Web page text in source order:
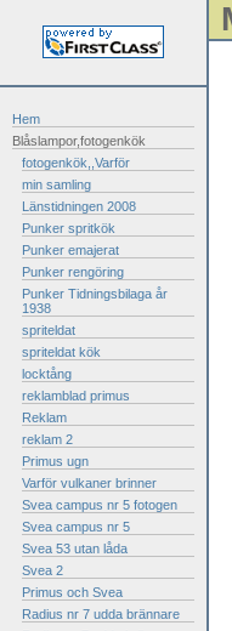
Hem
Blåslampor,fotogenkök
fotogenkök,,Varför
min samling
Länstidningen 2008
Punker spritkök
Punker emajerat
Punker rengöring
Punker Tidningsbilaga år
1938
spriteldat
spriteldat kök
locktång
reklamblad primus
Reklam
reklam 2
Primus ugn
Varför vulkaner brinner
Svea campus nr 5 fotogen
Svea campus nr 5
Svea 53 utan låda
Svea 2
Primus och Svea
Radius nr 7 udda brännare